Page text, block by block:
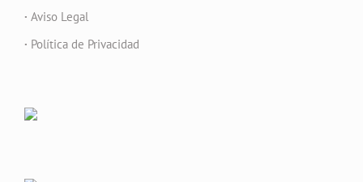
· Aviso Legal
· Política de Privacidad